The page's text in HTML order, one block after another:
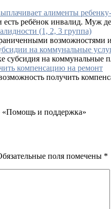
алименты
есть ребёнок инвалид. Муж
(1, 2, 3 группа)
возможностями
на коммунальные
субсидия на коммунальные
компенсацию на ремонт
получить
«Помощь и поддержка»
поля помечены *